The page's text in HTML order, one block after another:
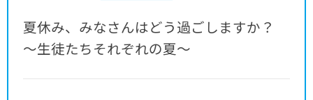
夏休み、みなさんはどう過ごしますか？
～生徒たちそれぞれの夏～